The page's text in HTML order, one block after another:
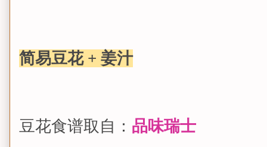
简易豆花 + 姜汁
豆花食谱取自： 品味瑞士